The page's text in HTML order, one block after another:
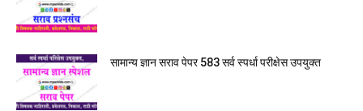
सामान्य ज्ञान सराव पेपर 583 सर्व स्पर्धा परीक्षेस उपयुक्त